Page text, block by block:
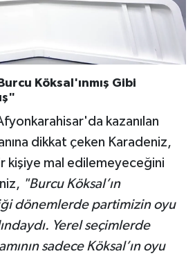
Köksal'ınmış Gibi
kazanılan
dikkat çeken Karadeniz,
kişiye mal edilemeyeceğini
"Burcu Köksal’ın
dönemlerde partimizin oyu
Yerel seçimlerde
sadece Köksal’ın oyu